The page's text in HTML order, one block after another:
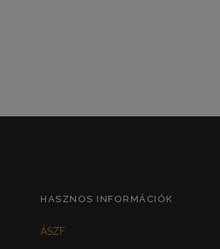
HASZNOS INFORMÁCIÓK
ÁSZF